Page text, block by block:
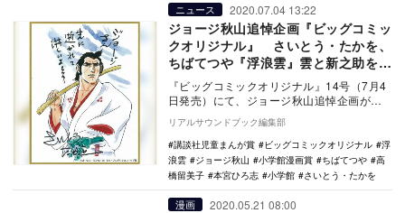
ニュース 2020.07.04 13:22
ジョージ秋山追悼企画『ビッグコミッ
クオリジナル』 さいとう・たかを、
ちばてつや『浮浪雲』雲と新之助を描
く
『ビッグコミックオリジナル』14号（7月4
日発売）にて、ジョージ秋山追悼企画が実
施された。 同誌上で44年に渡って『浮浪
雲（…
リアルサウンドブック編集部
講談社児童まんが賞
ビッグコミックオリジナル
浮
浪雲
ジョージ秋山 小学館漫画賞 ちばてつや
高
橋留美子
本宮ひろ志 小学館 さいとう・たかを
漫画 2020.05.21 08:00